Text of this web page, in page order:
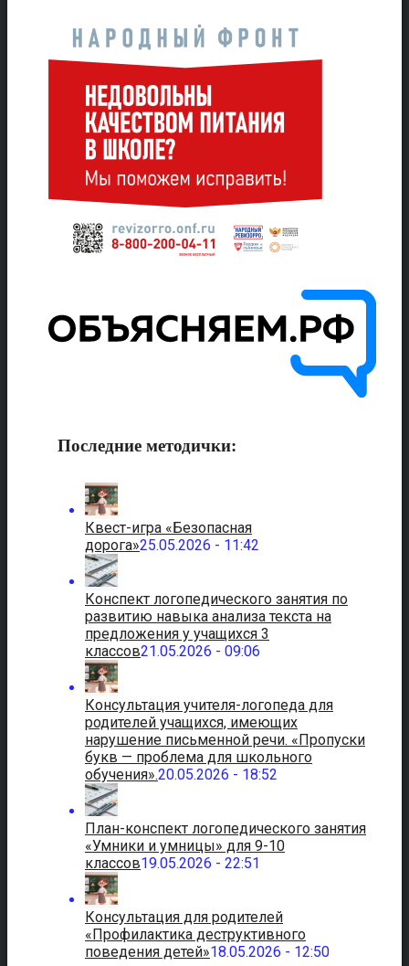
Последние методички:
Квест-игра «Безопасная
дорога»25.05.2026 - 11:42
Конспект логопедического занятия по
развитию навыка анализа текста на
предложения у учащихся 3
классов21.05.2026 - 09:06
Консультация учителя-логопеда для
родителей учащихся, имеющих
нарушение письменной речи. «Пропуски
букв — проблема для школьного
обучения».20.05.2026 - 18:52
План-конспект логопедического занятия
«Умники и умницы» для 9-10
классов19.05.2026 - 22:51
Консультация для родителей
«Профилактика деструктивного
поведения детей»18.05.2026 - 12:50